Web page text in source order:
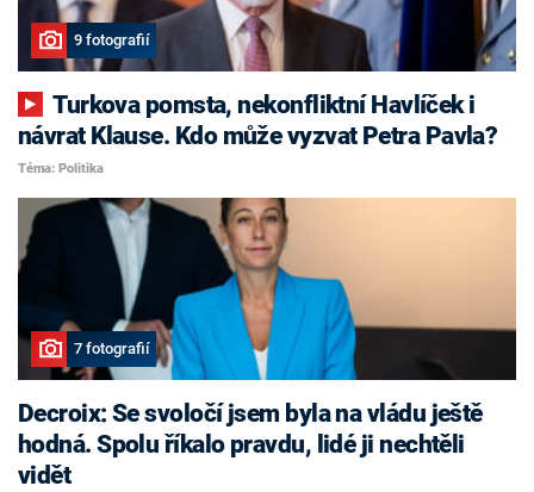
9 fotografií
Turkova pomsta, nekonfliktní Havlíček i
návrat Klause. Kdo může vyzvat Petra Pavla?
Téma: Politika
7 fotografií
Decroix: Se svoločí jsem byla na vládu ještě
hodná. Spolu říkalo pravdu, lidé ji nechtěli
vidět